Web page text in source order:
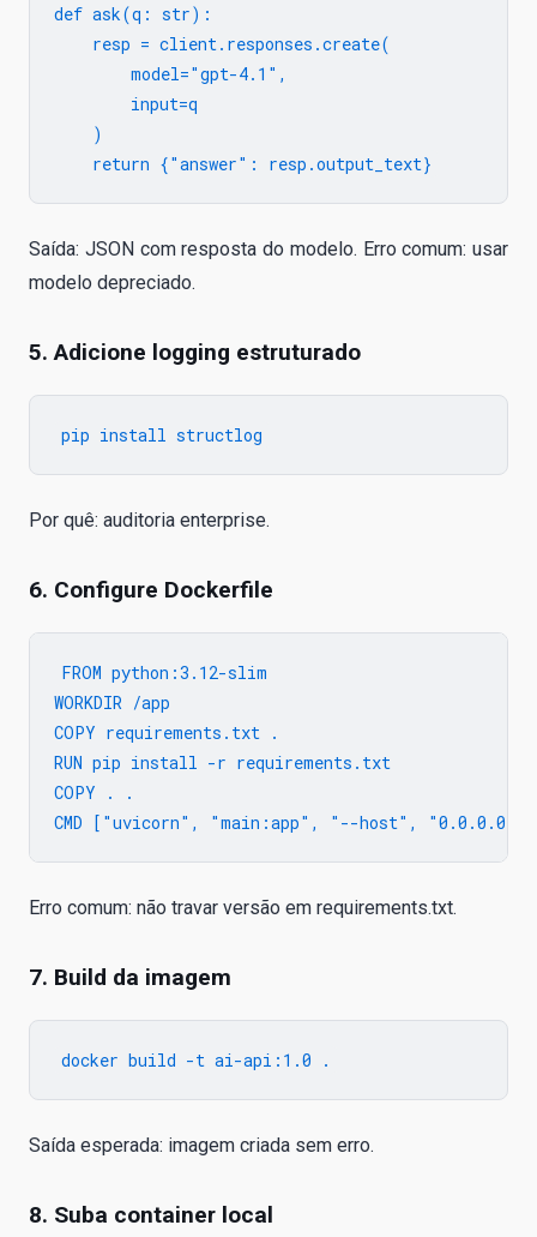
def ask(q: str):
    resp = client.responses.create(
        model="gpt-4.1",
        input=q
    )
Saída: JSON com resposta do modelo. Erro comum: usar
modelo depreciado.
5. Adicione logging estruturado
Por quê: auditoria enterprise.
6. Configure Dockerfile
FROM python:3.12-slim
WORKDIR /app
COPY requirements.txt .
RUN pip install -r requirements.txt
COPY . .
Erro comum: não travar versão em requirements.txt.
7. Build da imagem
Saída esperada: imagem criada sem erro.
8. Suba container local